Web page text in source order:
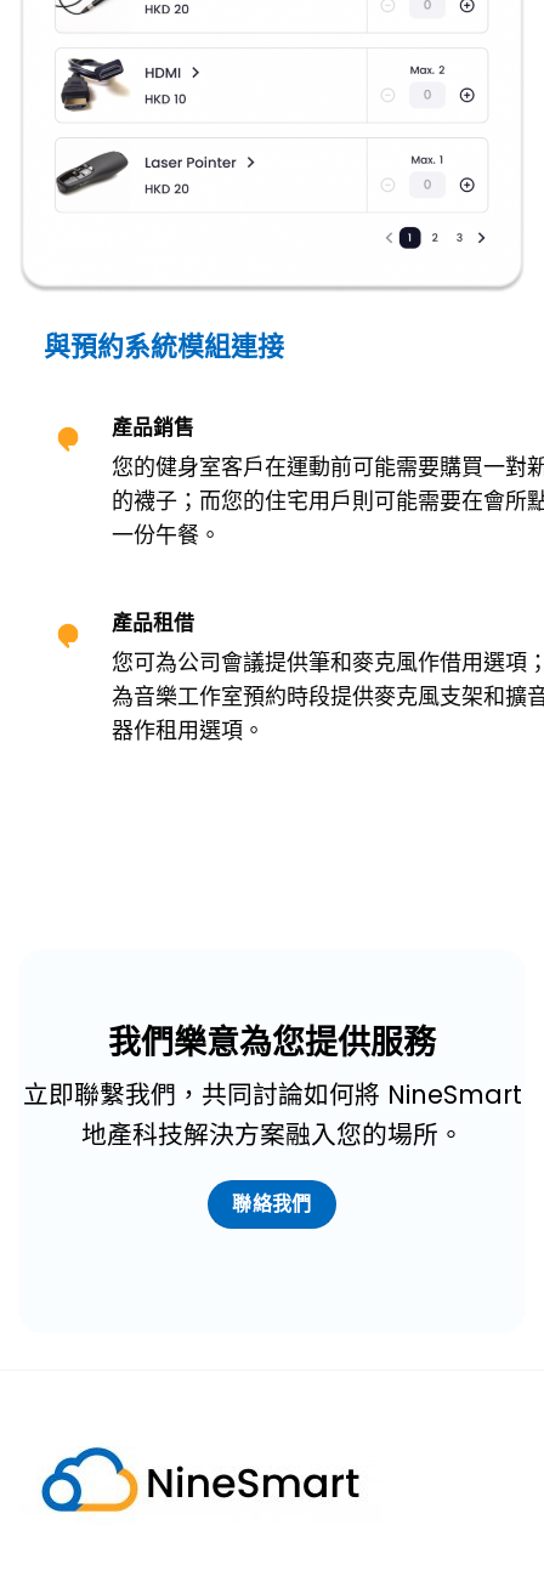
與預約系統模組連接
產品銷售
您的健身室客戶在運動前可能需要購買一對
的襪子；而您的住宅用戶則可能需要在會所
一份午餐。
產品租借
您可為公司會議提供筆和麥克風作借用選項
為音樂工作室預約時段提供麥克風支架和擴
器作租用選項。
我們樂意為您提供服務
立即聯繫我們，共同討論如何將 NineSmart
地產科技解決方案融入您的場所。
聯絡我們